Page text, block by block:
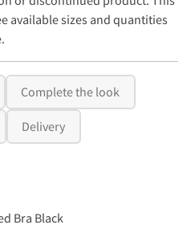
available sizes and quantities
Complete the look
Delivery
Bra Black